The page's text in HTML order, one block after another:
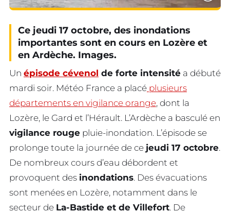
Ce jeudi 17 octobre, des inondations
importantes sont en cours en Lozère et
en Ardèche. Images.
Un épisode cévenol de forte intensité a débuté
mardi soir. Météo France a placé plusieurs
départements en vigilance orange, dont la
Lozère, le Gard et l’Hérault. L’Ardèche a basculé en
vigilance rouge pluie-inondation. L’épisode se
prolonge toute la journée de ce jeudi 17 octobre.
De nombreux cours d’eau débordent et
provoquent des inondations. Des évacuations
sont menées en Lozère, notamment dans le
secteur de La-Bastide et de Villefort. De